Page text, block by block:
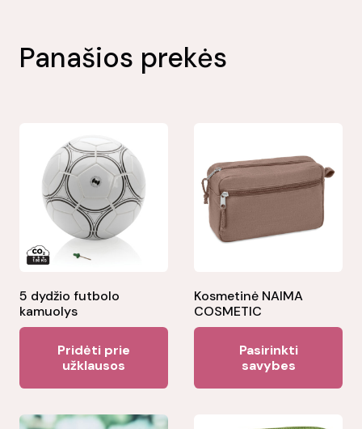
Panašios prekės
5 dydžio futbolo
kamuolys
Pridėti prie
užklausos
Kosmetinė NAIMA
COSMETIC
Pasirinkti
savybes
has